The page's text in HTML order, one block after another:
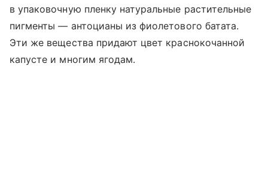
в упаковочную пленку натуральные растительные
пигменты — антоцианы из фиолетового батата.
Эти же вещества придают цвет краснокочанной
капусте и многим ягодам.